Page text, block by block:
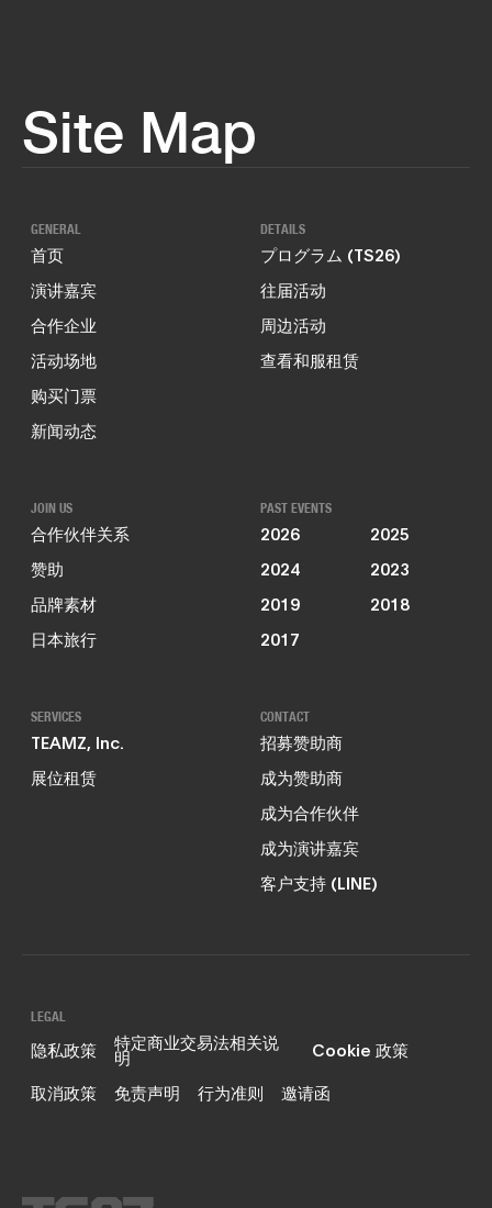
Site Map
GENERAL
首页
演讲嘉宾
合作企业
活动场地
购买门票
新闻动态
DETAILS
プログラム (TS26)
往届活动
周边活动
查看和服租赁
JOIN US
合作伙伴关系
赞助
品牌素材
日本旅行
PAST EVENTS
2026
2025
2024
2023
2019
2018
2017
SERVICES
TEAMZ, Inc.
展位租赁
CONTACT
招募赞助商
成为赞助商
成为合作伙伴
成为演讲嘉宾
客户支持 (LINE)
LEGAL
隐私政策 特定商业交易法相关说
明
Cookie 政策
取消政策
免责声明 行为准则 邀请函